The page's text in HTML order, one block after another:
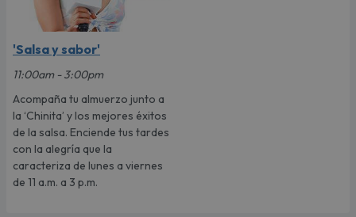
'Salsa y sabor'
11:00am - 3:00pm
Acompaña tu almuerzo junto a
la ‘Chinita’ y los mejores éxitos
de la salsa. Enciende tus tardes
con la alegría que la
caracteriza de lunes a viernes
de 11 a.m. a 3 p.m.